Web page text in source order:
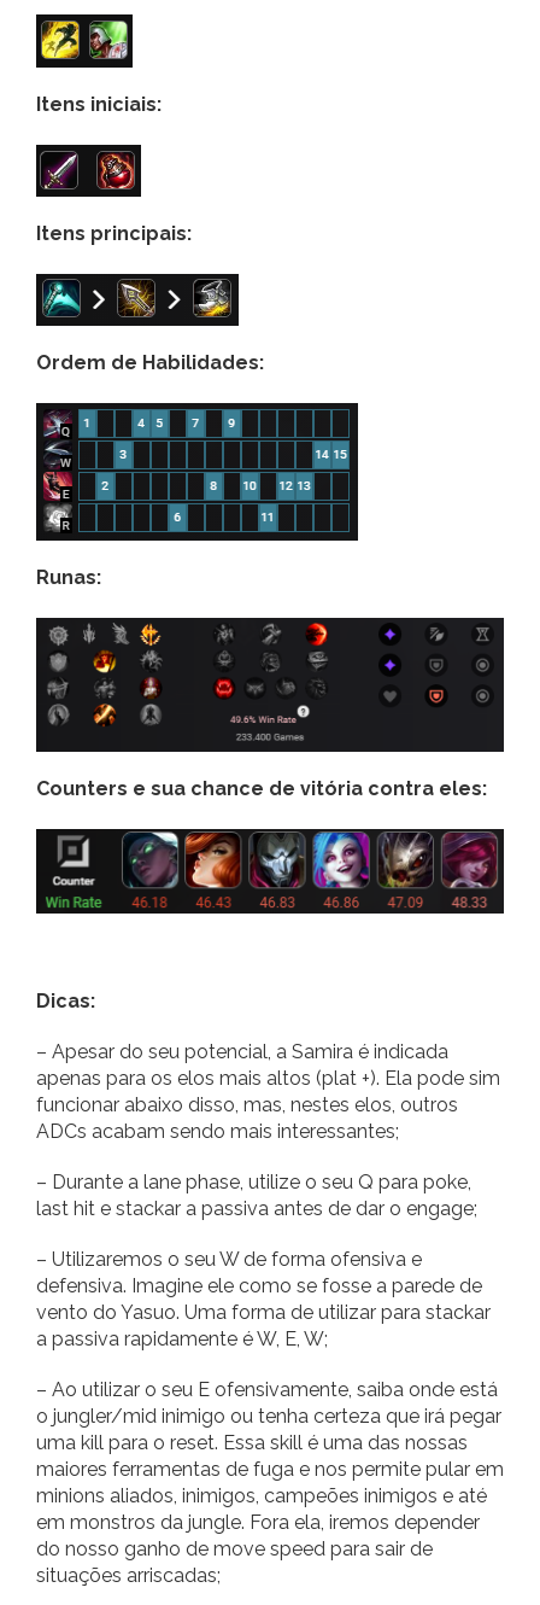
Itens iniciais:
Itens principais:
Ordem de Habilidades:
Runas:
Counters e sua chance de vitória contra eles:
Dicas:
– Apesar do seu potencial, a Samira é indicada
apenas para os elos mais altos (plat +). Ela pode sim
funcionar abaixo disso, mas, nestes elos, outros
ADCs acabam sendo mais interessantes;
– Durante a lane phase, utilize o seu Q para poke,
last hit e stackar a passiva antes de dar o engage;
– Utilizaremos o seu W de forma ofensiva e
defensiva. Imagine ele como se fosse a parede de
vento do Yasuo. Uma forma de utilizar para stackar
a passiva rapidamente é W, E, W;
– Ao utilizar o seu E ofensivamente, saiba onde está
o jungler/mid inimigo ou tenha certeza que irá pegar
uma kill para o reset. Essa skill é uma das nossas
maiores ferramentas de fuga e nos permite pular em
minions aliados, inimigos, campeões inimigos e até
em monstros da jungle. Fora ela, iremos depender
do nosso ganho de move speed para sair de
situações arriscadas;